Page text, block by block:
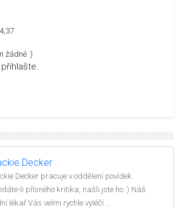
4,37
žádné :)
Decker
Decker pracuje v oddělení povídek.
li přísného kritika, našli jste ho :) Náš
lékař Vás velmi rychle vyléčí …